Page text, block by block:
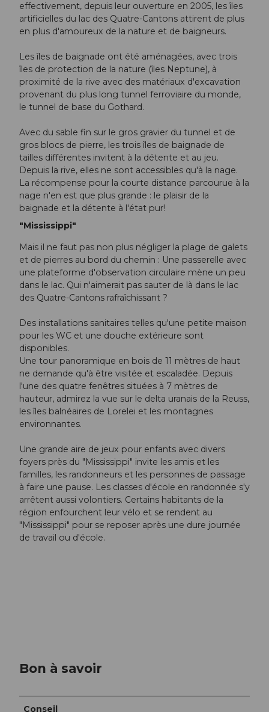
effectivement, depuis leur ouverture en 2005, les îles
artificielles du lac des Quatre-Cantons attirent de plus
en plus d'amoureux de la nature et de baigneurs.
Les îles de baignade ont été aménagées, avec trois
îles de protection de la nature (îles Neptune), à
proximité de la rive avec des matériaux d'excavation
provenant du plus long tunnel ferroviaire du monde,
le tunnel de base du Gothard.
Avec du sable fin sur le gros gravier du tunnel et de
gros blocs de pierre, les trois îles de baignade de
tailles différentes invitent à la détente et au jeu.
Depuis la rive, elles ne sont accessibles qu'à la nage.
La récompense pour la courte distance parcourue à la
nage n'en est que plus grande : le plaisir de la
baignade et la détente à l'état pur!
"Mississippi"
Mais il ne faut pas non plus négliger la plage de galets
et de pierres au bord du chemin : Une passerelle avec
une plateforme d'observation circulaire mène un peu
dans le lac. Qui n'aimerait pas sauter de là dans le lac
des Quatre-Cantons rafraîchissant ?
Des installations sanitaires telles qu'une petite maison
pour les WC et une douche extérieure sont
disponibles.
Une tour panoramique en bois de 11 mètres de haut
ne demande qu'à être visitée et escaladée. Depuis
l'une des quatre fenêtres situées à 7 mètres de
hauteur, admirez la vue sur le delta uranais de la Reuss,
les îles balnéaires de Lorelei et les montagnes
environnantes.
Une grande aire de jeux pour enfants avec divers
foyers près du "Mississippi" invite les amis et les
familles, les randonneurs et les personnes de passage
à faire une pause. Les classes d'école en randonnée s'y
arrêtent aussi volontiers. Certains habitants de la
région enfourchent leur vélo et se rendent au
"Mississippi" pour se reposer après une dure journée
de travail ou d'école.
Bon à savoir
Conseil